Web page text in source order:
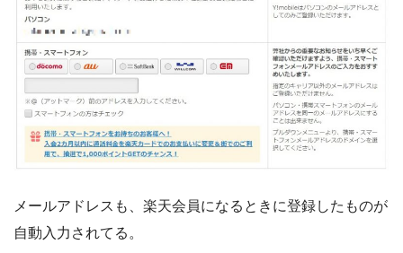
メールアドレスも、楽天会員になるときに登録したものが
自動入力されてる。